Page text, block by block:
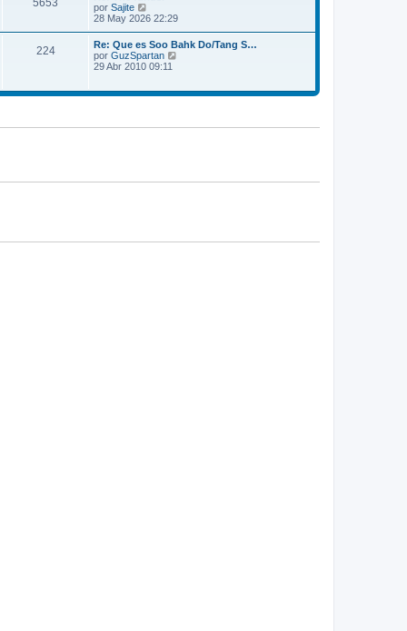
s
a
e
m
o
m
a
j
5653
por Sajite
e
ú
l
t
i
o
n
28 May 2026 22:29
224
Re: Que es Soo Bahk Do/Tang S…
por GuzSpartan
l
m
s
29 Abr 2010 09:11